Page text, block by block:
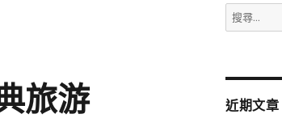
旅游
搜
尋
字:
近期文章